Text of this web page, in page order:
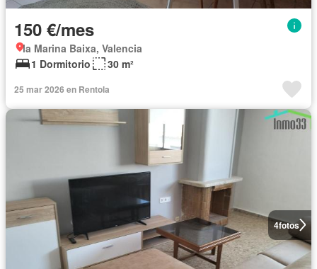
150 €/mes
la Marina Baixa, Valencia
1 Dormitorio
30 m²
25 mar 2026 en Rentola
4fotos